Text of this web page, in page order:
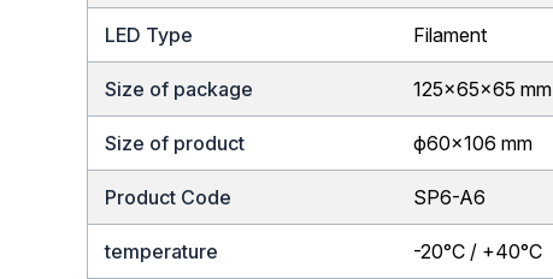
LED Type Filament
Size of package 125x65x65 mm
Size of product ф60×106 mm
Product Code SP6-A6
temperature -20°C / +40°C